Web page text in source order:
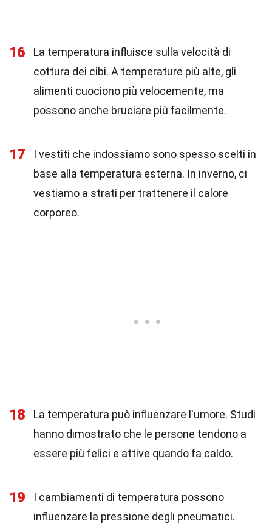
16
La temperatura influisce sulla velocità di
cottura dei cibi. A temperature più alte, gli
alimenti cuociono più velocemente, ma
possono anche bruciare più facilmente.
17
I vestiti che indossiamo sono spesso scelti in
base alla temperatura esterna. In inverno, ci
vestiamo a strati per trattenere il calore
corporeo.
18
La temperatura può influenzare l'umore. Studi
hanno dimostrato che le persone tendono a
essere più felici e attive quando fa caldo.
19
I cambiamenti di temperatura possono
influenzare la pressione degli pneumatici.